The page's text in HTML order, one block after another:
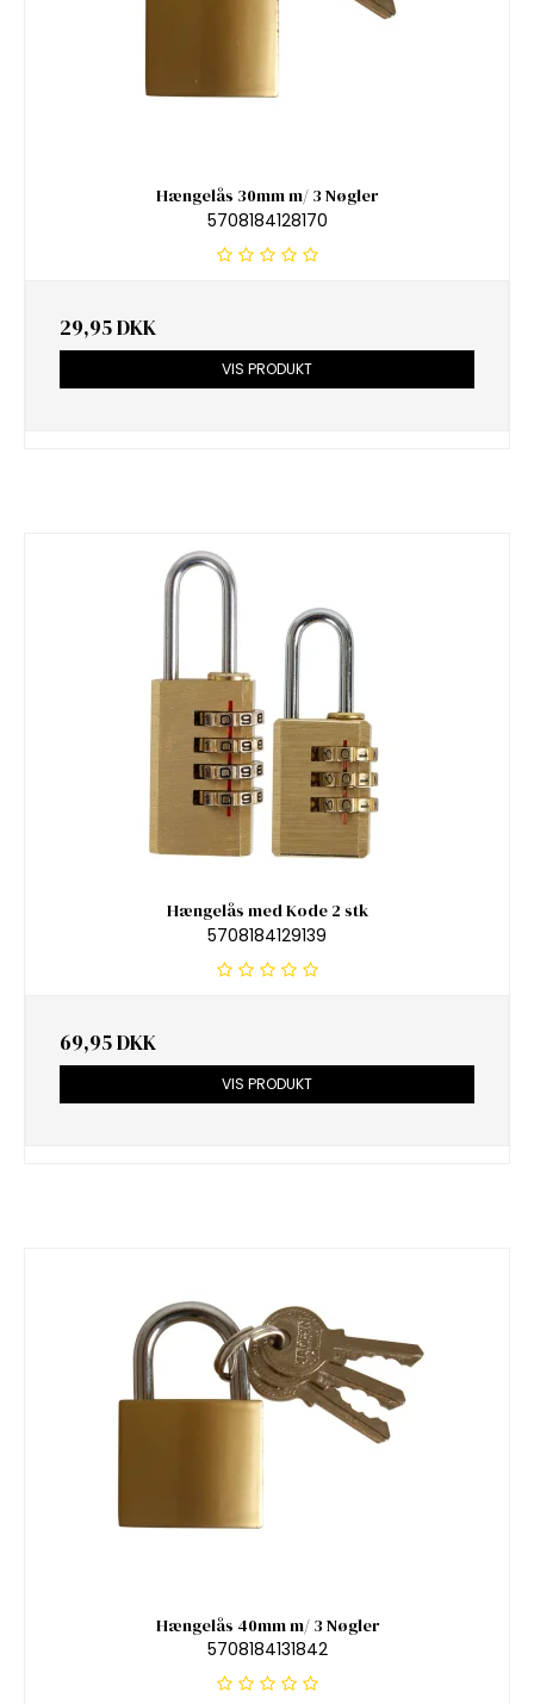
Hængelås 30mm m/ 3 Nøgler
5708184128170
29,95 DKK
VIS PRODUKT
Hængelås med Kode 2 stk
5708184129139
69,95 DKK
VIS PRODUKT
Hængelås 40mm m/ 3 Nøgler
5708184131842